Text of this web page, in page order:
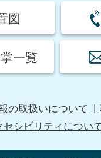
図
一覧
の取扱いについて
セシビリティについ